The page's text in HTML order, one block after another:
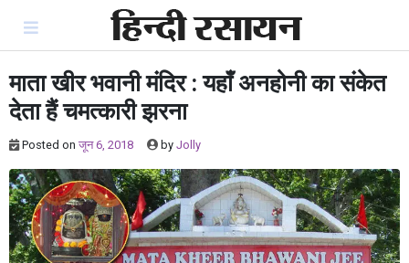
content
माता खीर भवानी मंदिर : यहाँ अनहोनी का संकेत
देता हैं चमत्कारी झरना
Posted on जून 6, 2018 by Jolly